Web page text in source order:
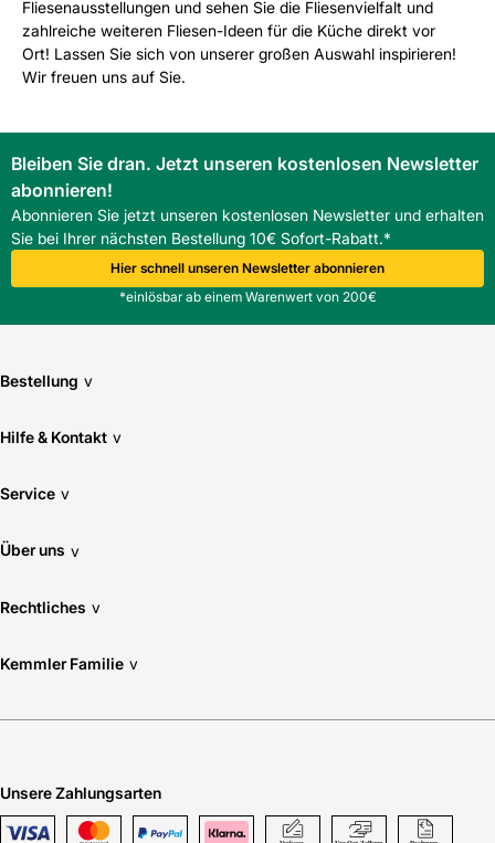
Fliesenausstellungen und sehen Sie die Fliesenvielfalt und
zahlreiche weiteren Fliesen-Ideen für die Küche direkt vor
Ort! Lassen Sie sich von unserer großen Auswahl inspirieren!
Wir freuen uns auf Sie.
Bleiben Sie dran. Jetzt unseren kostenlosen Newsletter
abonnieren!
Abonnieren Sie jetzt unseren kostenlosen Newsletter und erhalten
Sie bei Ihrer nächsten Bestellung 10€ Sofort-Rabatt.*
Hier schnell unseren Newsletter abonnieren
*einlösbar ab einem Warenwert von 200€
Bestellung v
Hilfe & Kontakt v
Service v
Über uns v
Rechtliches v
Kemmler Familie v
Unsere Zahlungsarten